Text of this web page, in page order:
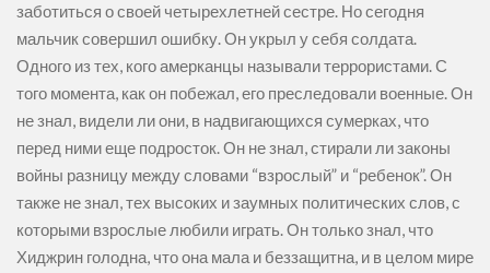
заботиться о своей четырехлетней сестре. Но сегодня
мальчик совершил ошибку. Он укрыл у себя солдата.
Одного из тех, кого амерканцы называли террористами. С
того момента, как он побежал, его преследовали военные. Он
не знал, видели ли они, в надвигающихся сумерках, что
перед ними еще подросток. Он не знал, стирали ли законы
войны разницу между словами “взрослый” и “ребенок”. Он
также не знал, тех высоких и заумных политических слов, с
которыми взрослые любили играть. Он только знал, что
Хиджрин голодна, что она мала и беззащитна, и в целом мире